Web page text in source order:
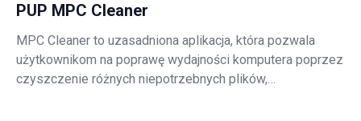
PUP MPC Cleaner
MPC Cleaner to uzasadniona aplikacja, która pozwala
użytkownikom na poprawę wydajności komputera poprzez
czyszczenie różnych niepotrzebnych plików,